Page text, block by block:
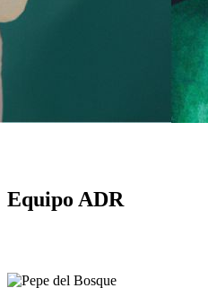
Equipo ADR